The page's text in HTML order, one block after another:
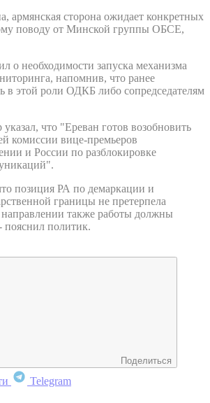
армянская сторона ожидает конкретных
поводу от Минской группы ОБСЕ,
о необходимости запуска механизма
напомнив, что ранее
в этой роли ОДКБ либо сопредседателям
что "Ереван готов возобновить
комиссии вице-премьеров
и России по разблокировке
позиция РА по демаркации и
границы не претерпела
также работы должны
пояснил политик.
Поделиться
Telegram